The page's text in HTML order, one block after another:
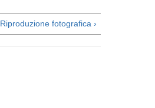
Riproduzione fotografica ›